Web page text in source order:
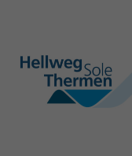
hellweg-sole-
thermen.de